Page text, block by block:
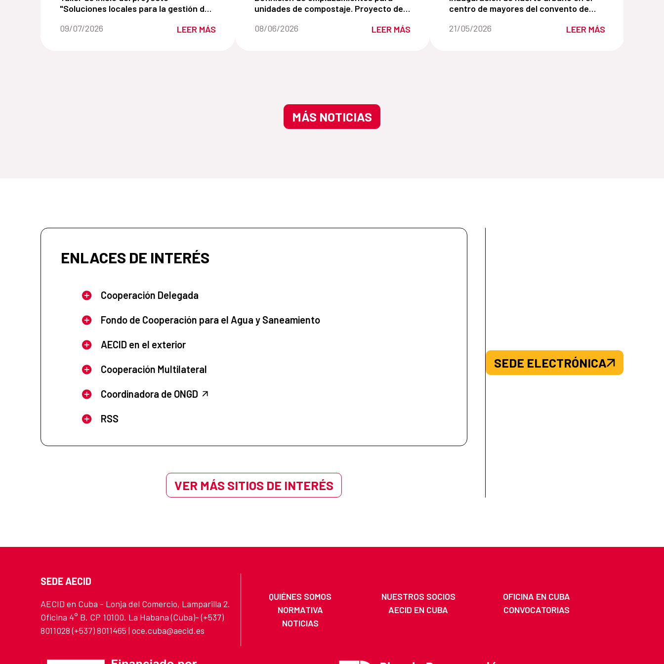
"Soluciones locales para la gestión de
para la conservación de La Habana".
Fecha de la noticia::
09/07/2026 LEER MÁS
unidades de compostaje. Proyecto de
Fecha de la noticia::
08/06/2026 LEER MÁS
centro de mayores del convento de
Fecha de la noticia::
21/05/2026 LEER MÁS
MÁS NOTICIAS
ENLACES DE INTERÉS
Cooperación Delegada
Fondo de Cooperación para el Agua y Saneamiento
AECID en el exterior
Cooperación Multilateral
Coordinadora de ONGD
RSS
VER MÁS SITIOS DE INTERÉS
SEDE ELECTRÓNICA
SEDE AECID
AECID en Cuba - Lonja del Comercio, Lamparilla 2.
Oficina 4° B. CP 10100. La Habana (Cuba)- (+537)
8011028 (+537) 8011465 | oce.cuba@aecid.es
QUIÉNES SOMOS NUESTROS SOCIOS
OFICINA EN CUBA
NORMATIVA
AECID EN CUBA
CONVOCATORIAS
NOTICIAS